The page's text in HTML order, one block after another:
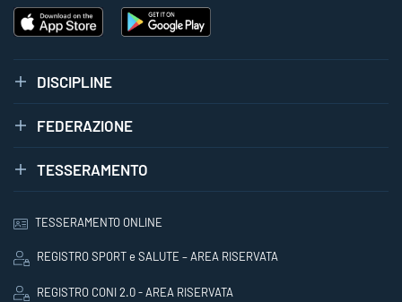
DISCIPLINE
FEDERAZIONE
TESSERAMENTO
TESSERAMENTO ONLINE
REGISTRO SPORT e SALUTE – AREA RISERVATA
REGISTRO CONI 2.0 - AREA RISERVATA